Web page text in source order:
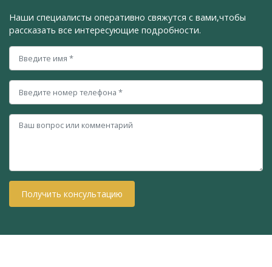
Наши специалисты оперативно свяжутся с вами,чтобы
рассказать все интересующие подробности.
Получить консультацию